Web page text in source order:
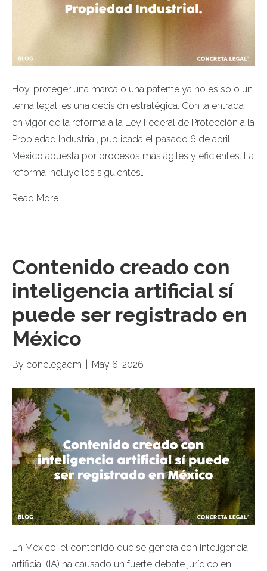
Hoy, proteger una marca o una patente ya no es solo un
tema legal; es una decisión estratégica. Con la entrada
en vigor de la reforma a la Ley Federal de Protección a la
Propiedad Industrial, publicada el pasado 6 de abril,
México apuesta por procesos más ágiles y eficientes. La
reforma incluye los siguientes…
Read More
Contenido creado con
inteligencia artificial sí
puede ser registrado en
México
By conclegadm May 6, 2026
En México, el contenido que se genera con inteligencia
artificial (IA) ha causado un fuerte debate jurídico en